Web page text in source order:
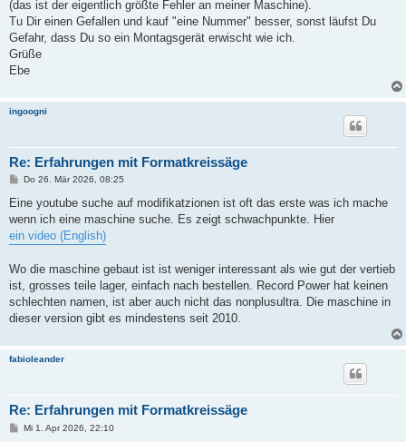
(das ist der eigentlich größte Fehler an meiner Maschine).
Tu Dir einen Gefallen und kauf "eine Nummer" besser, sonst läufst Du
Gefahr, dass Du so ein Montagsgerät erwischt wie ich.
Grüße
Ebe
ingoogni
Re: Erfahrungen mit Formatkreissäge
B
i
r
a
g
Do 26. Mär 2026, 08:25
Eine youtube suche auf modifikatzionen ist oft das erste was ich mache
wenn ich eine maschine suche. Es zeigt schwachpunkte. Hier
ein video (English)
Wo die maschine gebaut ist ist weniger interessant als wie gut der vertieb
ist, grosses teile lager, einfach nach bestellen. Record Power hat keinen
schlechten namen, ist aber auch nicht das nonplusultra. Die maschine in
dieser version gibt es mindestens seit 2010.
fabioleander
Re: Erfahrungen mit Formatkreissäge
BMi 1. Apr 2026, 22:10